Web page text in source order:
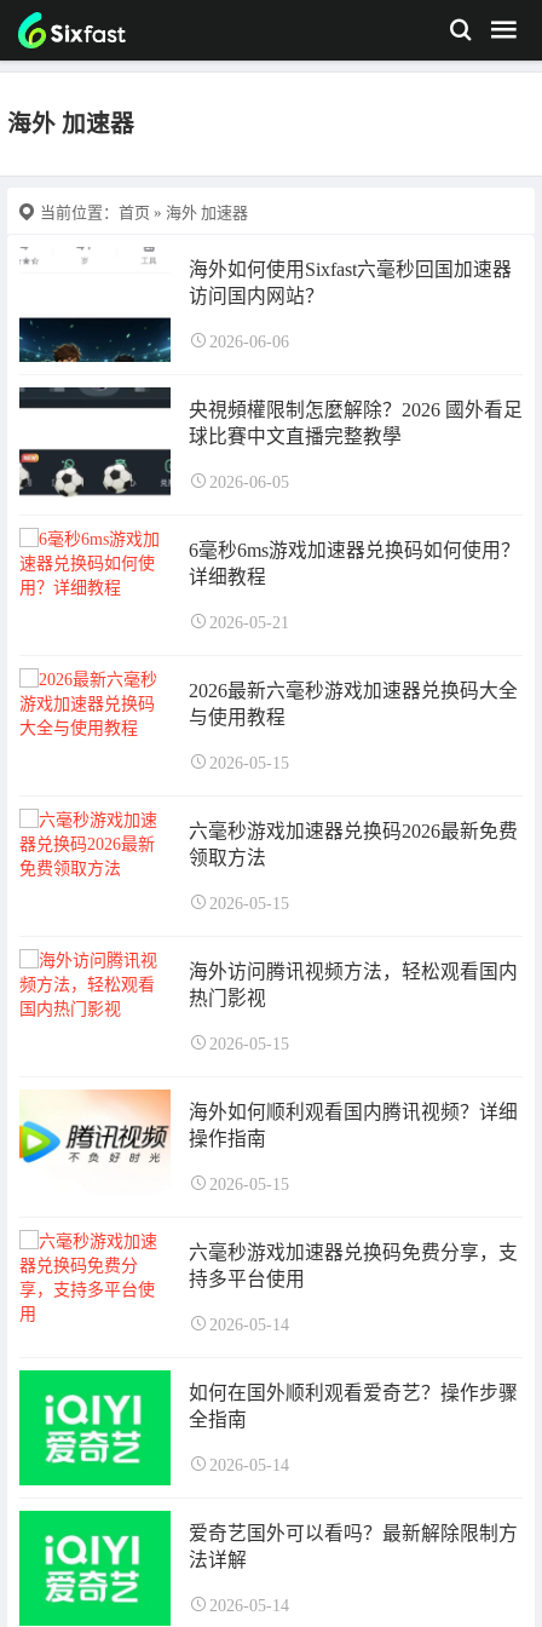
海外 加速器
当前位置： 首页 » 海外 加速器
海外如何使用Sixfast六毫秒回国加速器
访问国内网站？
2026-06-06
央視頻權限制怎麼解除？2026 國外看足
球比賽中文直播完整教學
2026-06-05
6毫秒6ms游戏加速器兑换码如何使用？
详细教程
2026-05-21
2026最新六毫秒游戏加速器兑换码大全
与使用教程
2026-05-15
六毫秒游戏加速器兑换码2026最新免费
领取方法
2026-05-15
海外访问腾讯视频方法，轻松观看国内
热门影视
2026-05-15
海外如何顺利观看国内腾讯视频？详细
操作指南
2026-05-15
六毫秒游戏加速器兑换码免费分享，支
持多平台使用
2026-05-14
如何在国外顺利观看爱奇艺？操作步骤
全指南
2026-05-14
爱奇艺国外可以看吗？最新解除限制方
法详解
2026-05-14